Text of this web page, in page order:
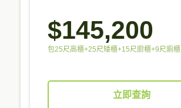
$145,200
包25尺高櫃+25尺矮櫃+15尺廚櫃+9尺廁櫃
立即查詢